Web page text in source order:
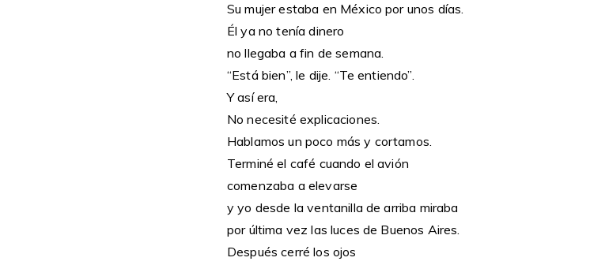
Su mujer estaba en México por unos días.
Él ya no tenía dinero
no llegaba a fin de semana.
“Está bien”, le dije. “Te entiendo”.
Y así era,
No necesité explicaciones.
Hablamos un poco más y cortamos.
Terminé el café cuando el avión
comenzaba a elevarse
y yo desde la ventanilla de arriba miraba
por última vez las luces de Buenos Aires.
Después cerré los ojos